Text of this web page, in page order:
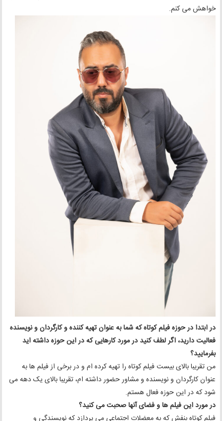
خواهش می کنم.
در ابتدا در حوزه فیلم کوتاه که شما به عنوان تهیه کننده و کارگردان و نویسنده
فعالیت دارید، اگر لطف کنید در مورد کارهایی که در این حوزه داشته اید
بفرمایید؟
من تقریبا بالای بیست فیلم کوتاه را تهیه کرده ام و در برخی از فیلم ها به
عنوان کارگردان و نویسنده و مشاور حضور داشته ام، تقریبا بالای یک دهه می
شود که در این حوزه فعال هستم.
در مورد این فیلم ها و فضای آنها صحبت می کنید؟
فیلم کوتاه بنفش که به معضلات اجتماعی می پردازد که نویسندگی و